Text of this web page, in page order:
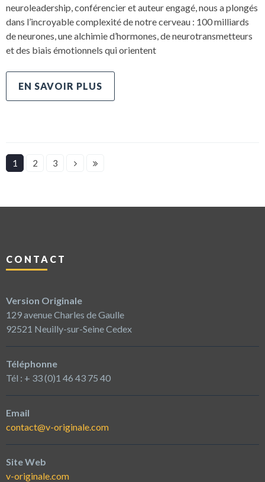
neuroleadership, conférencier et auteur engagé, nous a plongés
dans l’incroyable complexité de notre cerveau : 100 milliards
de neurones, une alchimie d’hormones, de neurotransmetteurs
et des biais émotionnels qui orientent
EN SAVOIR PLUS
1 2 3
CONTACT
Version Originale
129 avenue Charles de Gaulle
92521 Neuilly-sur-Seine Cedex
Téléphonne
Tél : + 33 (0)1 46 43 75 40
Email
contact@v-originale.com
Site Web
v-originale.com